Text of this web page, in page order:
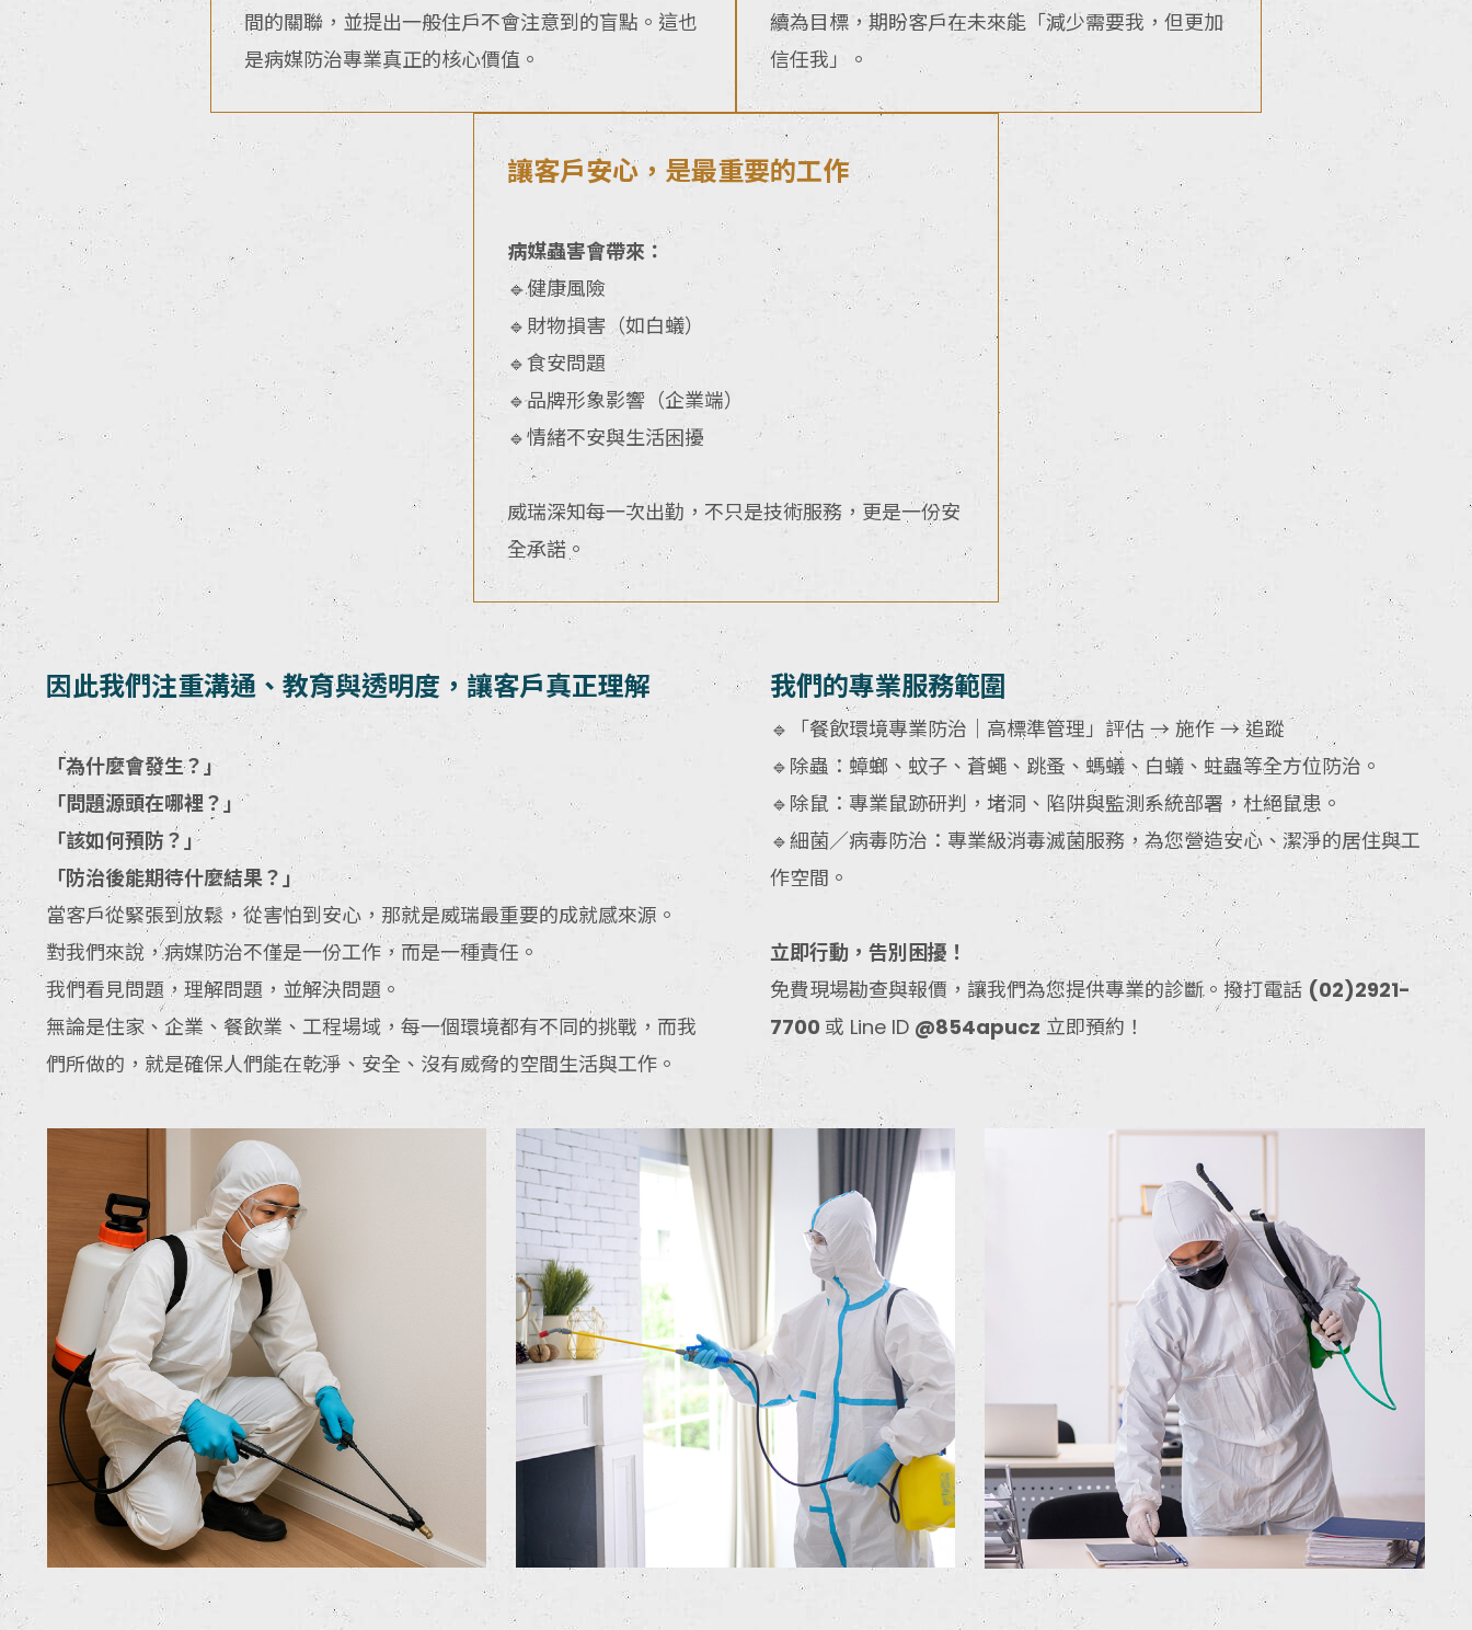
間的關聯，並提出一般住戶不會注意到的盲點。這也
是病媒防治專業真正的核心價值。
續為目標，期盼客戶在未來能「減少需要我，但更加
信任我」。
讓客戶安心，是最重要的工作
病媒蟲害會帶來：
🔹健康風險
🔹財物損害（如白蟻）
🔹食安問題
🔹品牌形象影響（企業端）
🔹情緒不安與生活困擾
威瑞深知每一次出勤，不只是技術服務，更是一份安
全承諾。
因此我們注重溝通、教育與透明度，讓客戶真正理解
「為什麼會發生？」
「問題源頭在哪裡？」
「該如何預防？」
「防治後能期待什麼結果？」
當客戶從緊張到放鬆，從害怕到安心，那就是威瑞最重要的成就感來源。
對我們來說，病媒防治不僅是一份工作，而是一種責任。
我們看見問題，理解問題，並解決問題。
無論是住家、企業、餐飲業、工程場域，每一個環境都有不同的挑戰，而我
們所做的，就是確保人們能在乾淨、安全、沒有威脅的空間生活與工作。
我們的專業服務範圍
🔹「餐飲環境專業防治｜高標準管理」評估 → 施作 → 追蹤
🔹除蟲：蟑螂、蚊子、蒼蠅、跳蚤、螞蟻、白蟻、蛀蟲等全方位防治。
🔹除鼠：專業鼠跡研判，堵洞、陷阱與監測系統部署，杜絕鼠患。
🔹細菌／病毒防治：專業級消毒滅菌服務，為您營造安心、潔淨的居住與工
作空間。
立即行動，告別困擾！
免費現場勘查與報價，讓我們為您提供專業的診斷。撥打電話 (02)2921-
7700 或 Line ID @854apucz立即預約！